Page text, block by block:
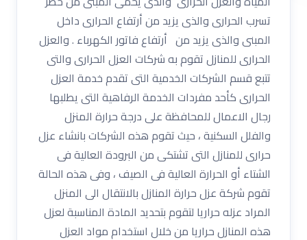
تسرب الحرارى والذى يزيد من أرتفاع الحرارى داخل
المبنى والذى يزيد من أرتفاع فاتور الكهرباء . والعزل
الحرارى للمنازل تقوم به شركات العزل الحرارى والتى
تتبع قسم الشركات الخدمية التى تقدم خدمة العزل
الحرارى كأحد مفردات الخدمة الرفاهية التى يطلبها
رجال الاعمال للمحافظة على درجة حرارة المنزل
والفلل السكنية ، حيث تقوم هذه الشركات بانشاء عزل
حرارى للمنازل التى تشتكى من البرودة العالية فى
الشتاء أو الحرارة العالية فى الصيف ، وفى هذه الحالة
تقوم شركة عزل حرارة المنازل بالانتقال الى المنزل
المراد عزله حراريا لتقوم بتحديد المادة المناسبة لعزل
هذه المنازل حراريا من خلال استخدام مواد العزل